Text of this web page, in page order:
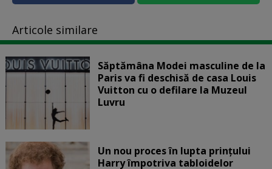
Articole similare
Săptămâna Modei masculine de la
Paris va fi deschisă de casa Louis
Vuitton cu o defilare la Muzeul
Luvru
Un nou proces în lupta prinţului
Harry împotriva tabloidelor